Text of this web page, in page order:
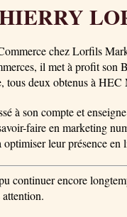
chez Lorfils
il met à profit son
tous deux obtenus à HEC
à son compte et
faire en marketing
leur présence en
continuer encore